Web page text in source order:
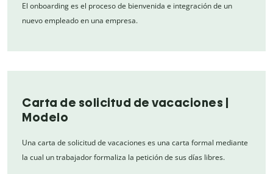
El onboarding es el proceso de bienvenida e integración de un
nuevo empleado en una empresa.
Carta de solicitud de vacaciones |
Modelo
Una carta de solicitud de vacaciones es una carta formal mediante
la cual un trabajador formaliza la petición de sus días libres.